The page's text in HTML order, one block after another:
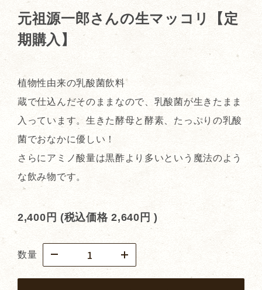
元祖源一郎さんの生マッコリ【定
期購入】
植物性由来の乳酸菌飲料
蔵で仕込んだそのままなので、乳酸菌が生きたまま
入っています。生きた酵母と酵素、たっぷりの乳酸
菌でおなかに優しい！
さらにアミノ酸量は黒酢より多いという魔法のよう
な飲み物です。
2,400円 (税込価格2,640円 )
数量